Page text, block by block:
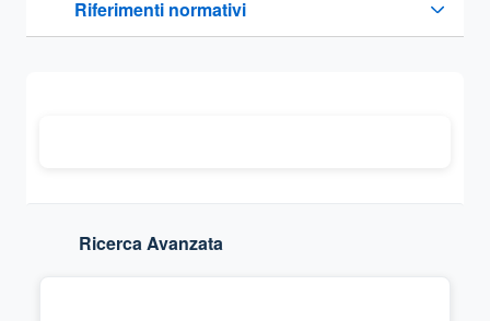
Riferimenti normativi
Sezione compressa
Ricerca Avanzata